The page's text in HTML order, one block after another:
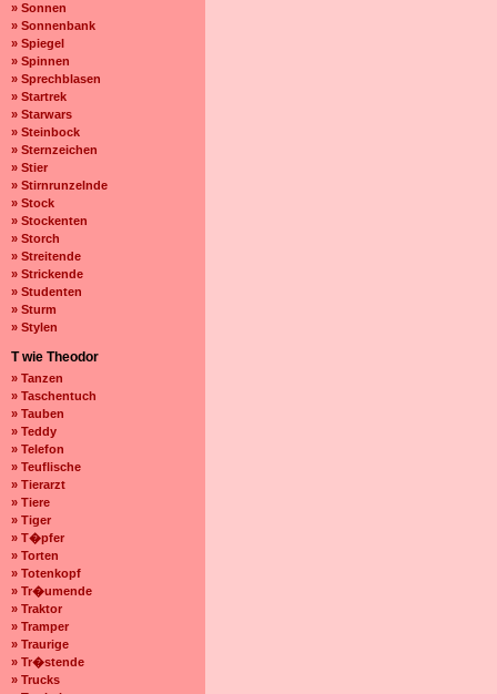
» Sonnen
» Sonnenbank
» Spiegel
» Spinnen
» Sprechblasen
» Startrek
» Starwars
» Steinbock
» Sternzeichen
» Stier
» Stirnrunzelnde
» Stock
» Stockenten
» Storch
» Streitende
» Strickende
» Studenten
» Sturm
» Stylen
T wie Theodor
» Tanzen
» Taschentuch
» Tauben
» Teddy
» Telefon
» Teuflische
» Tierarzt
» Tiere
» Tiger
» T�pfer
» Torten
» Totenkopf
» Tr�umende
» Traktor
» Tramper
» Traurige
» Tr�stende
» Trucks